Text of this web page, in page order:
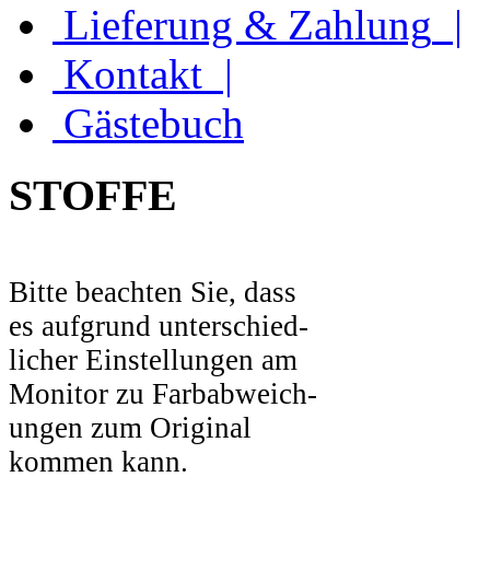
Lieferung & Zahlung |
Kontakt |
Gästebuch
STOFFE
Bitte beachten Sie, dass
es aufgrund unterschied-
licher Einstellungen am
Monitor zu Farbabweich-
ungen zum Original
kommen kann.